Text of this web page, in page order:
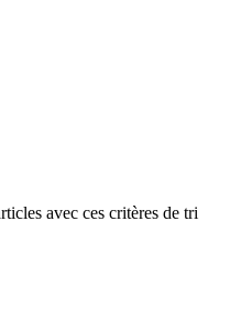
avec ces critères de tri